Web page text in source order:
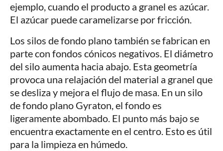
ejemplo, cuando el producto a granel es azúcar.
El azúcar puede caramelizarse por fricción.
Los silos de fondo plano también se fabrican en
parte con fondos cónicos negativos. El diámetro
del silo aumenta hacia abajo. Esta geometría
provoca una relajación del material a granel que
se desliza y mejora el flujo de masa. En un silo
de fondo plano Gyraton, el fondo es
ligeramente abombado. El punto más bajo se
encuentra exactamente en el centro. Esto es útil
para la limpieza en húmedo.